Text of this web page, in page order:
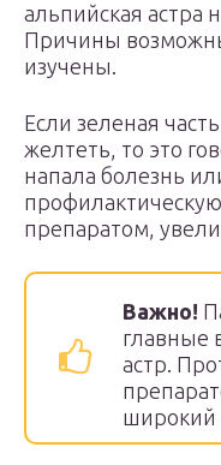
альпийская астра
Причины
изучены.
Если зеленая
желтеть, то это
напала болезнь
препаратом,
Важно!
главные
астр.
широкий